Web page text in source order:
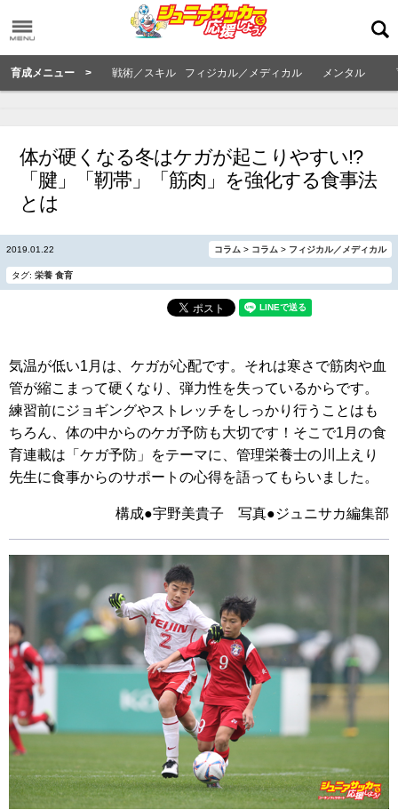
育成メニュー > 戦術／スキル フィジカル／メディカル メンタル
体が硬くなる冬はケガが起こりやすい!?
「腱」「靭帯」「筋肉」を強化する食事法
とは
2019.01.22 コラム > コラム > フィジカル／メディカル
タグ: 栄養 食育
気温が低い1月は、ケガが心配です。それは寒さで筋肉や血
管が縮こまって硬くなり、弾力性を失っているからです。
練習前にジョギングやストレッチをしっかり行うことはも
ちろん、体の中からのケガ予防も大切です！そこで1月の食
育連載は「ケガ予防」をテーマに、管理栄養士の川上えり
先生に食事からのサポートの心得を語ってもらいました。
構成●宇野美貴子 写真●ジュニサカ編集部